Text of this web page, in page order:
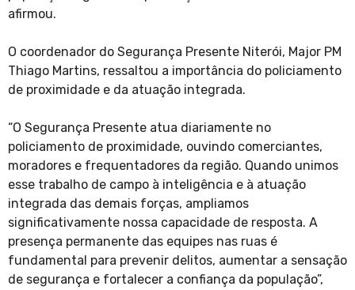
afirmou.
O coordenador do Segurança Presente Niterói, Major PM
Thiago Martins, ressaltou a importância do policiamento
de proximidade e da atuação integrada.
“O Segurança Presente atua diariamente no
policiamento de proximidade, ouvindo comerciantes,
moradores e frequentadores da região. Quando unimos
esse trabalho de campo à inteligência e à atuação
integrada das demais forças, ampliamos
significativamente nossa capacidade de resposta. A
presença permanente das equipes nas ruas é
fundamental para prevenir delitos, aumentar a sensação
de segurança e fortalecer a confiança da população”,